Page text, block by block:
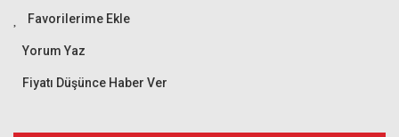
Yorum Yaz
Fiyatı Düşünce Haber Ver